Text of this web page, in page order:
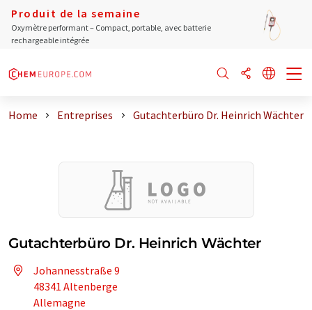
Produit de la semaine
Oxymètre performant – Compact, portable, avec batterie
rechargeable intégrée
Home Entreprises Gutachterbüro Dr. Heinrich Wächter
Gutachterbüro Dr. Heinrich Wächter
Johannesstraße 9
48341 Altenberge
Allemagne